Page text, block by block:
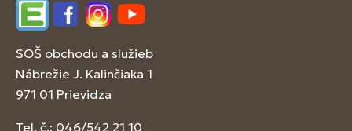
EdupageFacebookInstagram
YouTube
SOŠ obchodu a služieb
Nábrežie J. Kalinčiaka 1
971 01 Prievidza
Tel. č.: 046/542 21 10